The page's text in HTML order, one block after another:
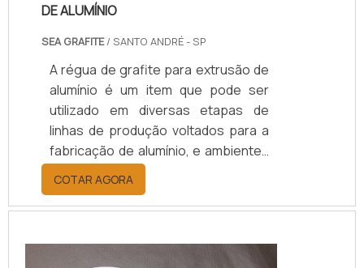
DE ALUMÍNIO
SEA GRAFITE/ SANTO ANDRÉ - SP
A régua de grafite para extrusão de
alumínio é um item que pode ser
utilizado em diversas etapas de
linhas de produção voltados para a
fabricação de alumínio, e ambientes
que oferecem serviços para dar
forma, volume e acabamento com
precisão e agilidade, de acordo com
para produtos como, placas, chapas
COTAR AGORA